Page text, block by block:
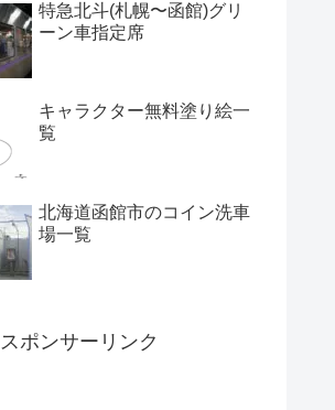
特急北斗(札幌〜函館)グリ
ーン車指定席
キャラクター無料塗り絵一
覧
北海道函館市のコイン洗車
場一覧
スポンサーリンク